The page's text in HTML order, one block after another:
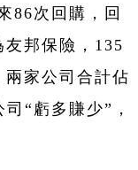
86次回購，回
邦保險，135
家公司合計佔
“虧多賺少”，